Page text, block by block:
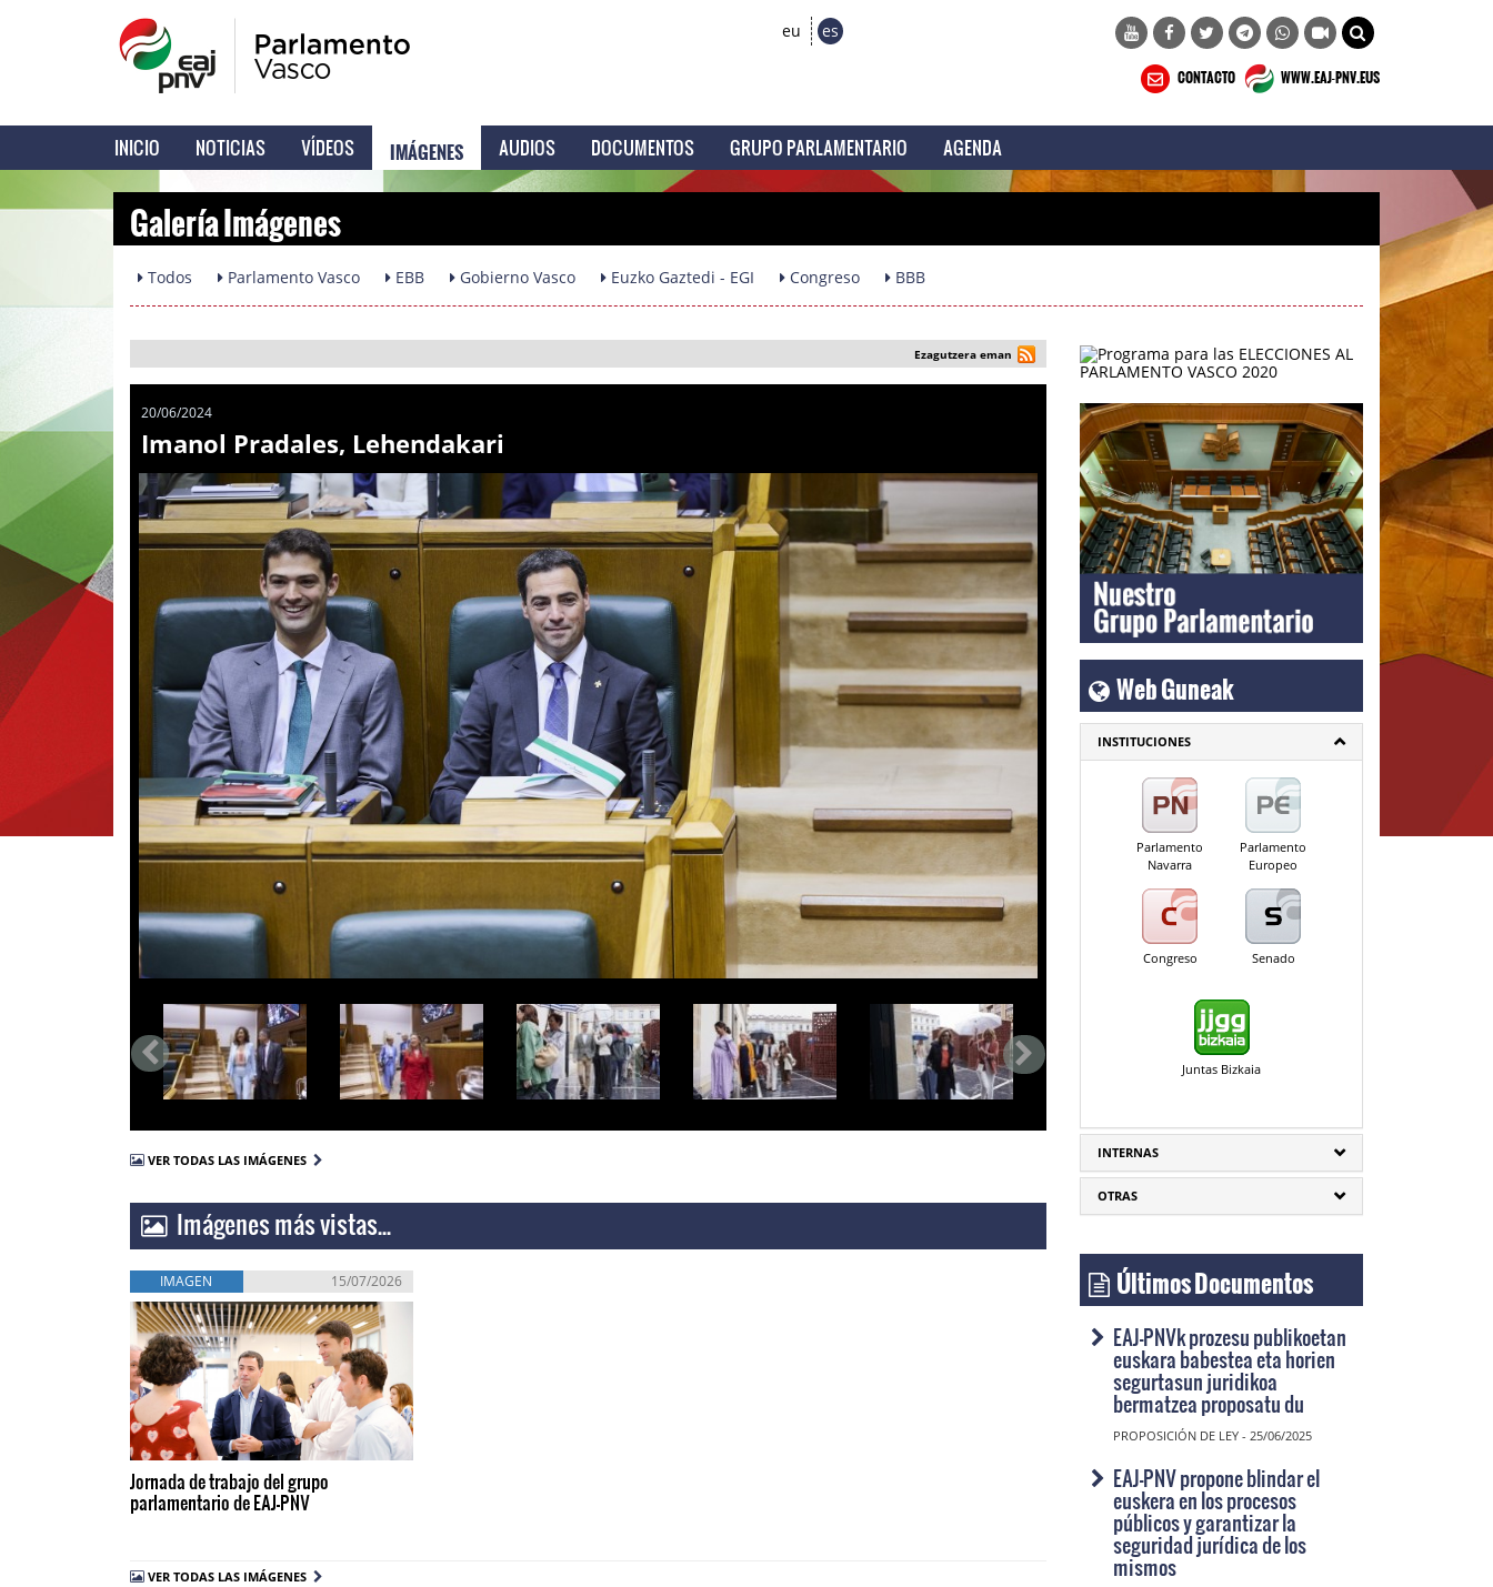
eu es
CONTACTO WWW.EAJ-PNV.EUS
INICIO NOTICIAS VÍDEOS IMÁGENES AUDIOS DOCUMENTOS GRUPO PARLAMENTARIO AGENDA
Galería Imágenes
Todos Parlamento Vasco EBB Gobierno Vasco Euzko Gaztedi - EGI Congreso BBB
Ezagutzera eman
20/06/2024
Imanol Pradales, Lehendakari
VER TODAS LAS IMÁGENES
Imágenes más vistas...
IMAGEN 15/07/2026
Jornada de trabajo del grupo
parlamentario de EAJ-PNV
VER TODAS LAS IMÁGENES
Web Guneak
INSTITUCIONES
Parlamento
Navarra
Parlamento
Europeo
Congreso Senado
Juntas Bizkaia
INTERNAS
OTRAS
Últimos Documentos
EAJ-PNVk prozesu publikoetan
euskara babestea eta horien
segurtasun juridikoa
bermatzea proposatu du
PROPOSICIÓN DE LEY - 25/06/2025
EAJ-PNV propone blindar el
euskera en los procesos
públicos y garantizar la
seguridad jurídica de los
mismos